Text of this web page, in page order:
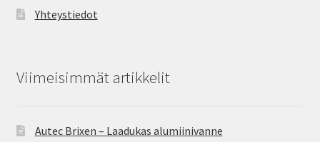
Yhteystiedot
Viimeisimmät artikkelit
Autec Brixen – Laadukas alumiinivanne